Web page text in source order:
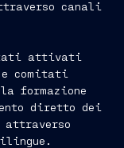
canali
attivati
comitati
formazione
diretto dei
attraverso